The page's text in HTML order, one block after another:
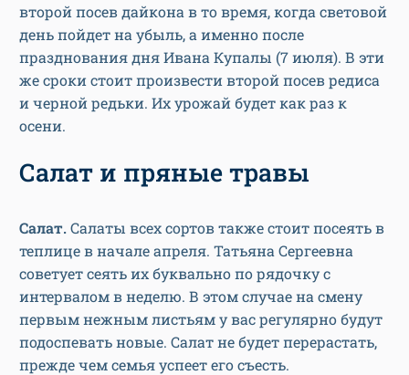
второй посев дайкона в то время, когда световой
день пойдет на убыль, а именно после
празднования дня Ивана Купалы (7 июля). В эти
же сроки стоит произвести второй посев редиса
и черной редьки. Их урожай будет как раз к
осени.
Салат и пряные травы
Салат.Салаты всех сортов также стоит посеять в
теплице в начале апреля. Татьяна Сергеевна
советует сеять их буквально по рядочку с
интервалом в неделю. В этом случае на смену
первым нежным листьям у вас регулярно будут
подоспевать новые. Салат не будет перерастать,
прежде чем семья успеет его съесть.